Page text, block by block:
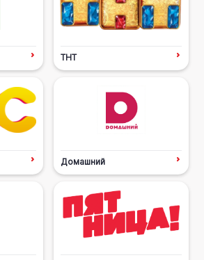
ТНТ
Домашний